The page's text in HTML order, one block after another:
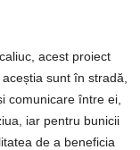
acest proiect
sunt în stradă,
comunicare între ei,
iar pentru bunicii
de a beneficia